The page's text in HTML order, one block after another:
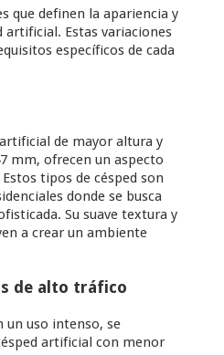
que definen la apariencia y
artificial. Estas variaciones
específicos de cada
de mayor altura y
mm, ofrecen un aspecto
tipos de césped son
donde se busca
Su suave textura y
a crear un ambiente
de alto tráfico
un uso intenso, se
artificial con menor